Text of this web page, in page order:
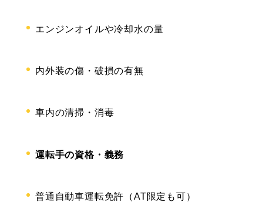
エンジンオイルや冷却水の量
内外装の傷・破損の有無
車内の清掃・消毒
運転手の資格・義務
普通自動車運転免許（AT限定も可）